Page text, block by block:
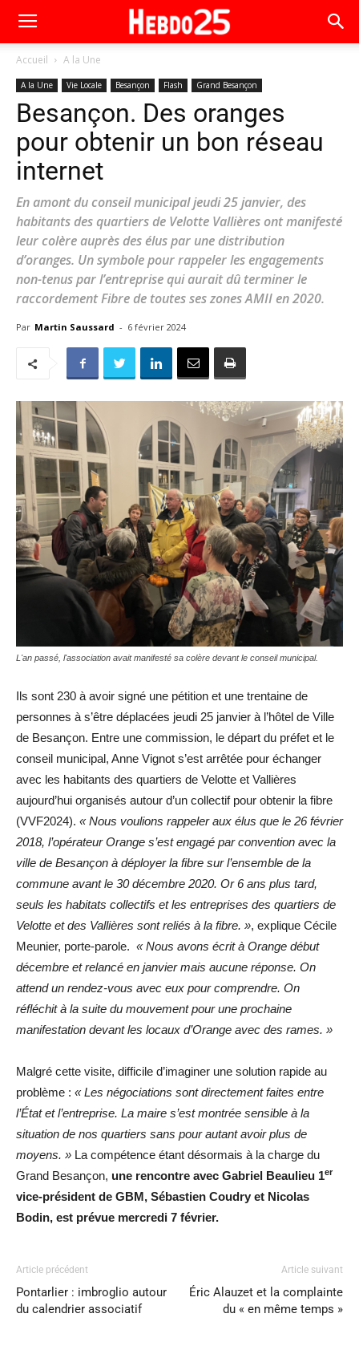
Accueil A la Une
A la Une Vie Locale Besançon Flash Grand Besançon
Besançon. Des oranges
pour obtenir un bon réseau
internet
En amont du conseil municipal jeudi 25 janvier, des
habitants des quartiers de Velotte Vallières ont manifesté
leur colère auprès des élus par une distribution
d’oranges. Un symbole pour rappeler les engagements
non-tenus par l’entreprise qui aurait dû terminer le
raccordement Fibre de toutes ses zones AMII en 2020.
Par Martin Saussard - 6 février 2024
L'an passé, l'association avait manifesté sa colère devant le conseil municipal.
Ils sont 230 à avoir signé une pétition et une trentaine de
personnes à s’être déplacées jeudi 25 janvier à l’hôtel de Ville
de Besançon. Entre une commission, le départ du préfet et le
conseil municipal, Anne Vignot s’est arrêtée pour échanger
avec les habitants des quartiers de Velotte et Vallières
aujourd’hui organisés autour d’un collectif pour obtenir la fibre
(VVF2024). « Nous voulions rappeler aux élus que le 26 février
2018, l’opérateur Orange s’est engagé par convention avec la
ville de Besançon à déployer la fibre sur l’ensemble de la
commune avant le 30 décembre 2020. Or 6 ans plus tard,
seuls les habitats collectifs et les entreprises des quartiers de
Velotte et des Vallières sont reliés à la fibre. », explique Cécile
Meunier, porte-parole. « Nous avons écrit à Orange début
décembre et relancé en janvier mais aucune réponse. On
attend un rendez-vous avec eux pour comprendre. On
réfléchit à la suite du mouvement pour une prochaine
manifestation devant les locaux d’Orange avec des rames. »
Malgré cette visite, difficile d’imaginer une solution rapide au
problème : « Les négociations sont directement faites entre
l’État et l’entreprise. La maire s’est montrée sensible à la
situation de nos quartiers sans pour autant avoir plus de
moyens. » La compétence étant désormais à la charge du
Grand Besançon, une rencontre avec Gabriel Beaulieu 1er
vice-président de GBM, Sébastien Coudry et Nicolas
Bodin, est prévue mercredi 7 février.
Article précédent
Pontarlier : imbroglio autour
du calendrier associatif
Article suivant
Éric Alauzet et la complainte
du « en même temps »